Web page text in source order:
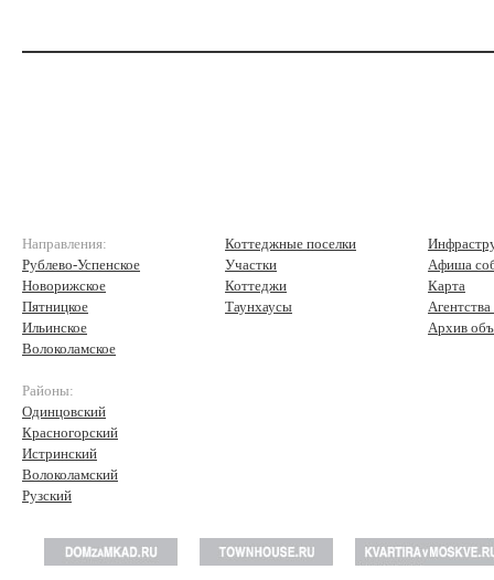
Направления:
Рублево-Успенское
Новорижское
Пятницкое
Ильинское
Волоколамское
Районы:
Одинцовский
Красногорский
Истринский
Волоколамский
Рузский
Коттеджные поселки
Участки
Коттеджи
Таунхаусы
Афиша
Карта
Архив